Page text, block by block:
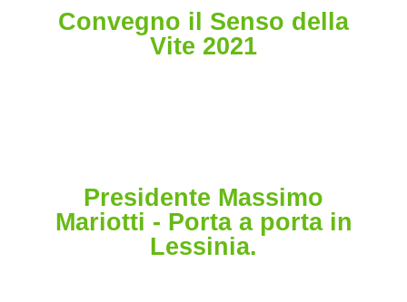
Convegno il Senso della
Vite 2021
Presidente Massimo
Mariotti - Porta a porta in
Lessinia.